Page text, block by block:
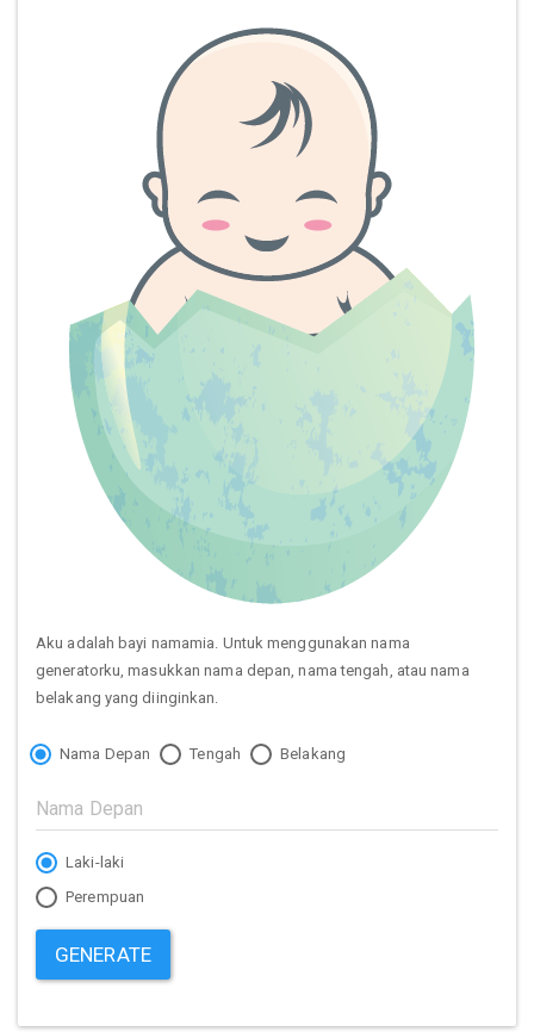
Aku adalah bayi namamia. Untuk menggunakan nama
generatorku, masukkan nama depan, nama tengah, atau nama
belakang yang diinginkan.
Nama Depan Tengah Belakang
Laki-laki
Perempuan
GENERATE